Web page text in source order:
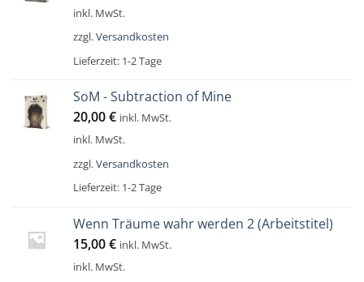
inkl. MwSt.
zzgl.Versandkosten
Lieferzeit: 1-2 Tage
SoM - Subtraction of Mine
20,00€ inkl. MwSt.
inkl. MwSt.
zzgl.Versandkosten
Lieferzeit: 1-2 Tage
Wenn Träume wahr werden 2 (Arbeitstitel)
15,00€ inkl. MwSt.
inkl. MwSt.